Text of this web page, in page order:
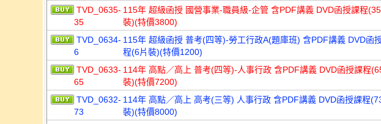
TVD_0635-
35
115年 超級函授 國營事業-職員級-企管 含PDF講義 DVD函授課程(35
裝)(特價3800)
TVD_0634-
6
115年 超級函授 普考(四等)-勞工行政A(題庫班) 含PDF講義 DVD函
程(6片裝)(特價1200)
TVD_0633-
65
114年 高點／高上 普考(四等)-人事行政 含PDF講義 DVD函授課程
裝)(特價7200)
TVD_0632-
73
114年 高點／高上 高考(三等) 人事行政 含PDF講義 DVD函授課程
裝)(特價8000)